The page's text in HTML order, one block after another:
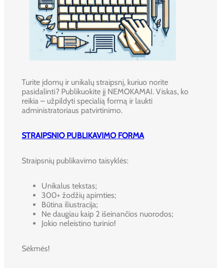
Turite įdomų ir unikalų straipsnį, kuriuo norite
pasidalinti? Publikuokite jį NEMOKAMAI. Viskas, ko
reikia – užpildyti specialią formą ir laukti
administratoriaus patvirtinimo.
STRAIPSNIO PUBLIKAVIMO FORMA
Straipsnių publikavimo taisyklės:
Unikalus tekstas;
300+ žodžių apimties;
Būtina iliustracija;
Ne daugiau kaip 2 išeinančios nuorodos;
Jokio neleistino turinio!
Sėkmės!